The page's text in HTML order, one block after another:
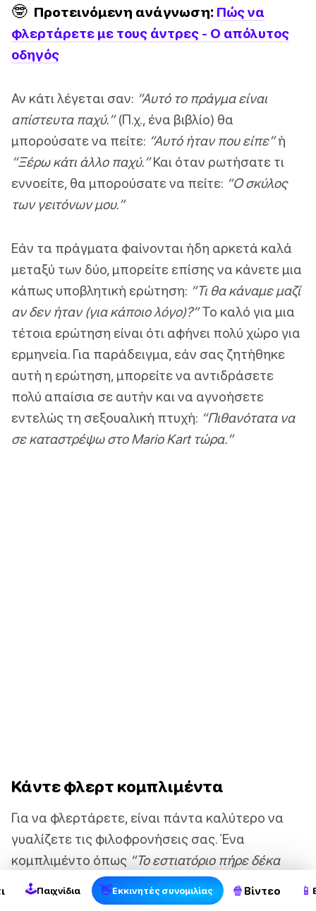
🤓 Προτεινόμενη ανάγνωση: Πώς να
φλερτάρετε με τους άντρες - Ο απόλυτος
οδηγός
Αν κάτι λέγεται σαν: “Αυτό το πράγμα είναι
απίστευτα παχύ.”(Π.χ., ένα βιβλίο) θα
μπορούσατε να πείτε: “Αυτό ήταν που είπε”ή
“Ξέρω κάτι άλλο παχύ.”Και όταν ρωτήσατε τι
εννοείτε, θα μπορούσατε να πείτε: “Ο σκύλος
των γειτόνων μου.”
Εάν τα πράγματα φαίνονται ήδη αρκετά καλά
μεταξύ των δύο, μπορείτε επίσης να κάνετε μια
κάπως υποβλητική ερώτηση: “Τι θα κάναμε μαζί
αν δεν ήταν (για κάποιο λόγο)?”Το καλό για μια
τέτοια ερώτηση είναι ότι αφήνει πολύ χώρο για
ερμηνεία. Για παράδειγμα, εάν σας ζητήθηκε
αυτή η ερώτηση, μπορείτε να αντιδράσετε
πολύ απαίσια σε αυτήν και να αγνοήσετε
εντελώς τη σεξουαλική πτυχή: “Πιθανότατα να
σε καταστρέψω στο Mario Kart τώρα.”
Κάντε φλερτ κομπλιμέντα
Για να φλερτάρετε, είναι πάντα καλύτερο να
γυαλίζετε τις φιλοφρονήσεις σας. Ένα
κομπλιμέντο όπως “Το εστιατόριο πήρε δέκα
βαθμούς πιο ζεστό όταν μπήκατε”δείχνει σαφώς
το ενδιαφέρον, αλλά είναι ακόμα πολύ
🕹Παιχνίδια 👋Εκκινητές συνομιλίας 🍿 Βίντεο 📱